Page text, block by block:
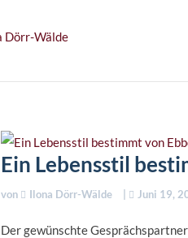
Ein Lebensstil
von Ilona Dörr-Wälde Juni 19,
Der gewünschte